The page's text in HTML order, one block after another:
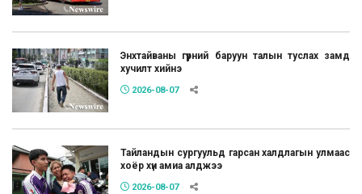
Энхтайваны гүүрний баруун талын туслах замд
хучилт хийнэ
2026-08-07
Тайландын сургуульд гарсан халдлагын улмаас
хоёр хүн амиа алджээ
2026-08-07